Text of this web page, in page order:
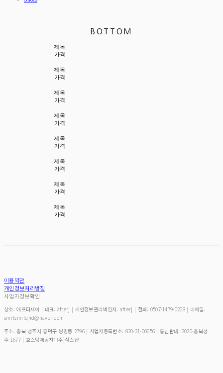
BOTTOM
제목
가격
제목
가격
제목
가격
제목
가격
제목
가격
제목
가격
제목
가격
제목
가격
이용약관
개인정보처리방침
사업자정보확인
상호: 애프터제이 | 대표: afterj | 개인정보관리책임자: afterj | 전화: 0507-1479-0208 | 이메일:
smrlsmrlqhd@naver.com
주소: 충북 청주시 흥덕구 봉명동 2796 | 사업자등록번호: 820-21-00656 | 통신판매: 2020-충북청
주-1677| 호스팅제공자: (주)식스샵